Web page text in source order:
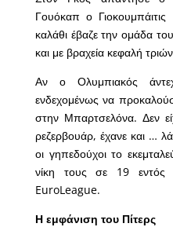
Γουόκαπ ο
καλάθι έβαζε την ομάδα
και με βραχεία κεφαλή
Αν ο Ολυμπιακός
ενδεχομένως να
στην Μπαρτσελόνα. Δεν
ρεζερβουάρ, έχανε και …
οι γηπεδούχοι το
νίκη τους σε 19 εντός
EuroLeague.
Η εμφάνιση του Πίτερς